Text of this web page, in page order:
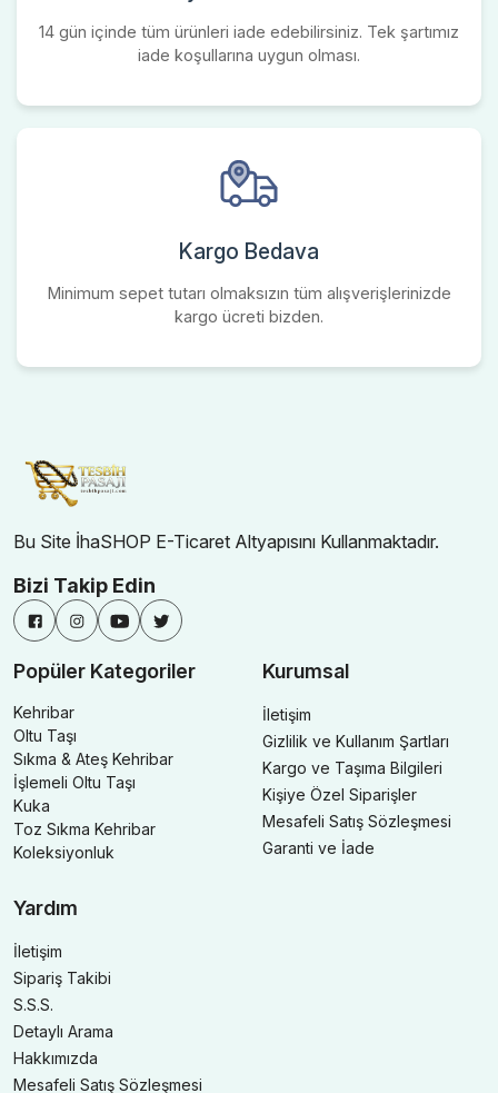
14 gün içinde tüm ürünleri iade edebilirsiniz. Tek şartımız
iade koşullarına uygun olması.
Kargo Bedava
Minimum sepet tutarı olmaksızın tüm alışverişlerinizde
kargo ücreti bizden.
Bu Site İhaSHOP E-Ticaret Altyapısını Kullanmaktadır.
Bizi Takip Edin
Popüler Kategoriler
Kehribar
Oltu Taşı
Sıkma & Ateş Kehribar
İşlemeli Oltu Taşı
Kuka
Toz Sıkma Kehribar
Koleksiyonluk
Kurumsal
İletişim
Gizlilik ve Kullanım Şartları
Kargo ve Taşıma Bilgileri
Kişiye Özel Siparişler
Mesafeli Satış Sözleşmesi
Garanti ve İade
Yardım
İletişim
Sipariş Takibi
S.S.S.
Detaylı Arama
Hakkımızda
Mesafeli Satış Sözleşmesi